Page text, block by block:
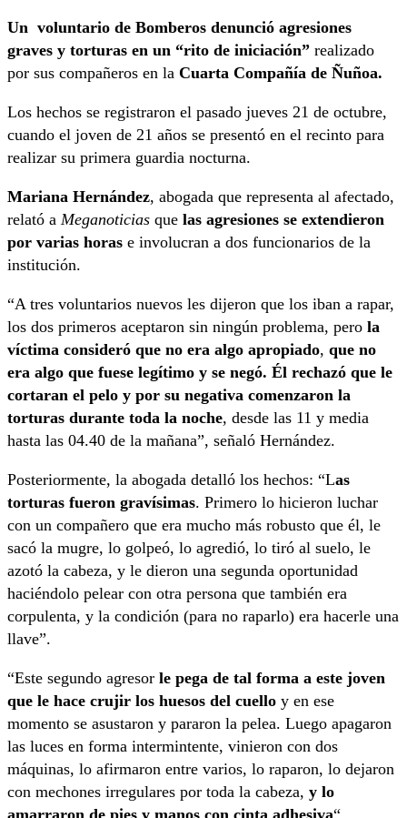
Un voluntario de Bomberos denunció agresiones
graves y torturas en un “rito de iniciación” realizado
por sus compañeros en la Cuarta Compañía de Ñuñoa.
Los hechos se registraron el pasado jueves 21 de octubre,
cuando el joven de 21 años se presentó en el recinto para
realizar su primera guardia nocturna.
Mariana Hernández, abogada que representa al afectado,
relató a Meganoticias que las agresiones se extendieron
por varias horas e involucran a dos funcionarios de la
institución.
“A tres voluntarios nuevos les dijeron que los iban a rapar,
los dos primeros aceptaron sin ningún problema, pero la
víctima consideró que no era algo apropiado, que no
era algo que fuese legítimo y se negó. Él rechazó que le
cortaran el pelo y por su negativa comenzaron la
torturas durante toda la noche, desde las 11 y media
hasta las 04.40 de la mañana”, señaló Hernández.
Posteriormente, la abogada detalló los hechos: “Las
torturas fueron gravísimas. Primero lo hicieron luchar
con un compañero que era mucho más robusto que él, le
sacó la mugre, lo golpeó, lo agredió, lo tiró al suelo, le
azotó la cabeza, y le dieron una segunda oportunidad
haciéndolo pelear con otra persona que también era
corpulenta, y la condición (para no raparlo) era hacerle una
llave”.
“Este segundo agresor le pega de tal forma a este joven
que le hace crujir los huesos del cuello y en ese
momento se asustaron y pararon la pelea. Luego apagaron
las luces en forma intermintente, vinieron con dos
máquinas, lo afirmaron entre varios, lo raparon, lo dejaron
con mechones irregulares por toda la cabeza, y lo